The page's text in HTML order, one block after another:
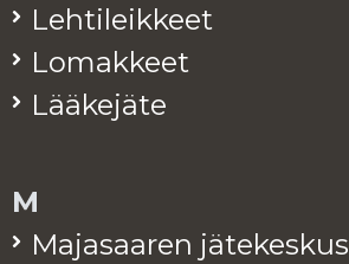
Leh­ti­leik­keet
Lo­mak­keet
Lää­ke­jä­te
M
Ma­ja­saa­ren jä­te­kes­kus